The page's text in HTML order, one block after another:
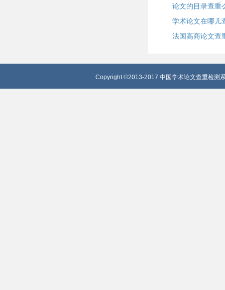
论文的目录查重
学术论文在哪儿
法国高商论文查
Copyright ©2013-2017 中国学术论文查重检